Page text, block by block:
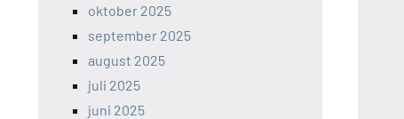
oktober 2025
september 2025
august 2025
juli 2025
juni 2025